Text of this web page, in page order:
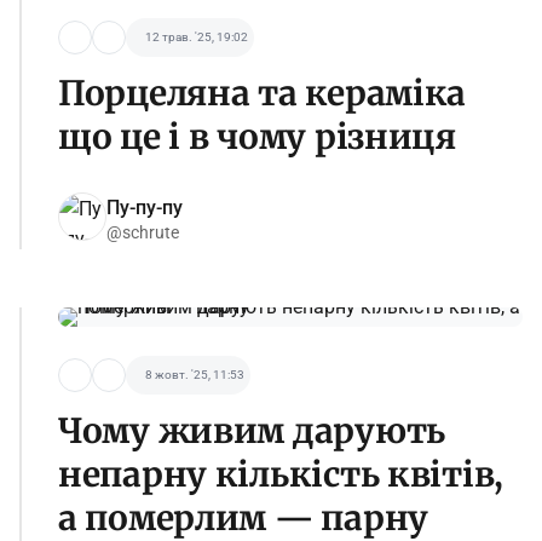
12 трав. '25, 19:02
Порцеляна та кераміка
що це і в чому різниця
Пу-пу-пу
@schrute
8 жовт. '25, 11:53
Чому живим дарують
непарну кількість квітів,
а померлим — парну